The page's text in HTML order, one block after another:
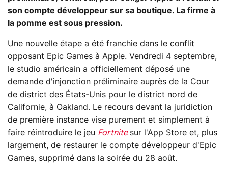
son compte développeur sur sa boutique. La firme à
la pomme est sous pression.
Une nouvelle étape a été franchie dans le conflit
opposant Epic Games à Apple. Vendredi 4 septembre,
le studio américain a officiellement déposé une
demande d'injonction préliminaire auprès de la Cour
de district des États-Unis pour le district nord de
Californie, à Oakland. Le recours devant la juridiction
de première instance vise purement et simplement à
faire réintroduire le jeu Fortnite sur l'App Store et, plus
largement, de restaurer le compte développeur d'Epic
Games, supprimé dans la soirée du 28 août.